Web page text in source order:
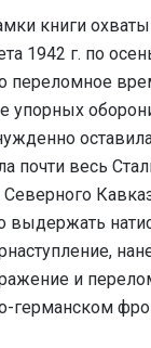
книги
1942 г. по
переломное
упорных
почти весь
Северного
выдержать
и
германском